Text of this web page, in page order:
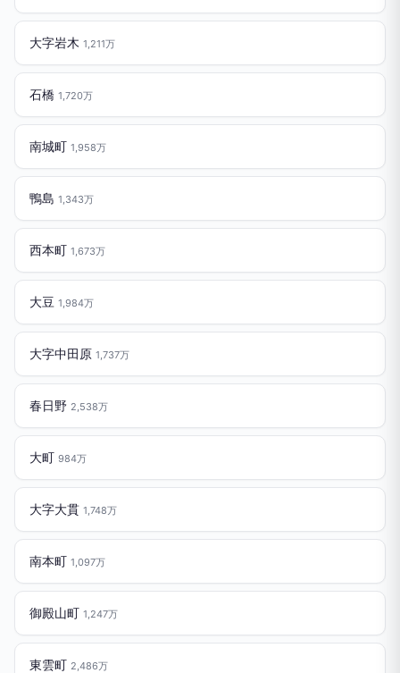
大字岩木 1,211万
石橋 1,720万
南城町 1,958万
鴨島 1,343万
西本町 1,673万
大豆 1,984万
大字中田原 1,737万
春日野 2,538万
大町 984万
大字大貫 1,748万
南本町 1,097万
御殿山町 1,247万
東雲町 2,486万